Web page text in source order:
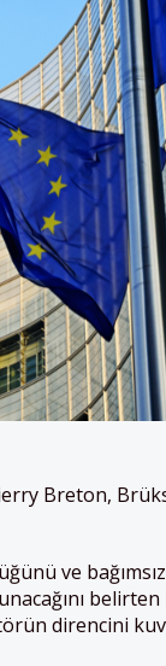
Breton,
ve
direncini